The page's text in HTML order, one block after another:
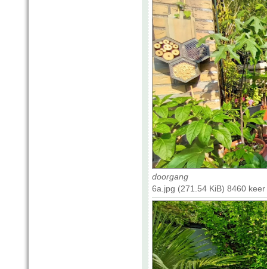
doorgang
6a.jpg (271.54 KiB) 8460